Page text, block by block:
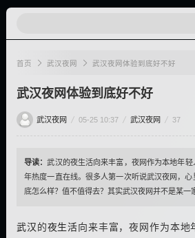
首页 武汉夜网 武汉夜网体验到底好不好
武汉夜网体验到底好不好
武汉夜网 05-25 10:37 武汉夜网 37
导读：武汉的夜生活向来丰富，夜网作为本地年
年热度一直在线。很多人第一次听说武汉夜网，心
底怎么样？值不值得去？其实武汉夜网并不是某一
武汉的夜生活向来丰富，夜网作为本地